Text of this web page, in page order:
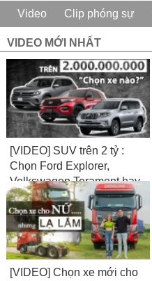
Video Clip phóng sự
VIDEO MỚI NHẤT
[VIDEO] SUV trên 2 tỷ :
Chọn Ford Explorer,
Volkswagen Teramont hay
Toyota Land Cruiser
Prado?
[VIDEO] Chọn xe mới cho